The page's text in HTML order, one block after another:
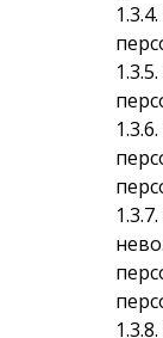
1.3.4.
1.3.5.
1.3.6.
1.3.7.
1.3.8.